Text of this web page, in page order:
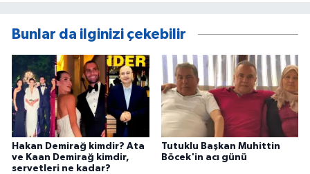
Bunlar da ilginizi çekebilir
Hakan Demirağ kimdir? Ata
ve Kaan Demirağ kimdir,
servetleri ne kadar?
Tutuklu Başkan Muhittin
Böcek'in acı günü